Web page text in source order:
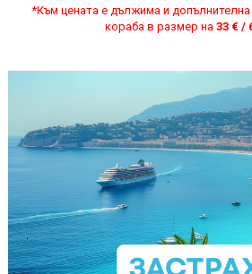
*Към цената е дължима и
кораба в размер на 33 € /